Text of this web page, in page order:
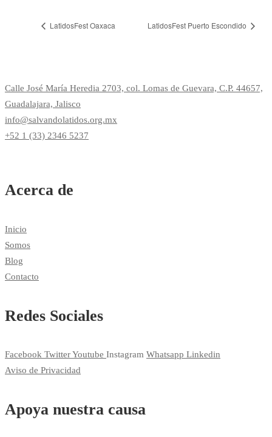
LatidosFest Oaxaca LatidosFest Puerto Escondido
Calle José María Heredia 2703, col. Lomas de Guevara, C.P. 44657,
Guadalajara, Jalisco
info@salvandolatidos.org.mx
+52 1 (33) 2346 5237
Acerca de
Inicio
Somos
Blog
Contacto
Redes Sociales
Facebook TwitterYoutube Instagram Whatsapp Linkedin
Aviso de Privacidad
Apoya nuestra causa